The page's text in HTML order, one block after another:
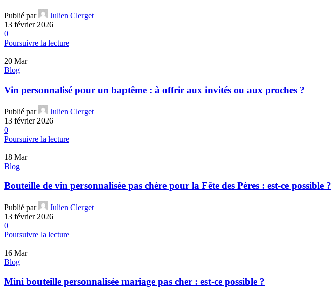
Publié par
Julien Clerget
13 février 2026
0
Poursuivre la lecture
20 Mar
Blog
Vin personnalisé pour un baptême : à offrir aux invités ou aux proches ?
Publié par
Julien Clerget
13 février 2026
0
Poursuivre la lecture
18 Mar
Blog
Bouteille de vin personnalisée pas chère pour la Fête des Pères : est-ce possible ?
Publié par
Julien Clerget
13 février 2026
0
Poursuivre la lecture
16 Mar
Blog
Mini bouteille personnalisée mariage pas cher : est-ce possible ?